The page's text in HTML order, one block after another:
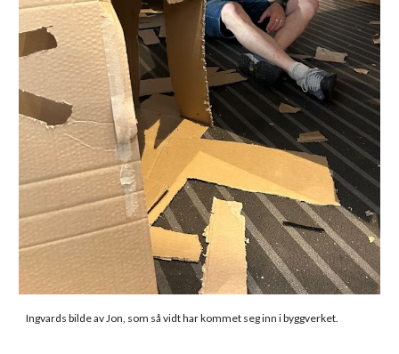
Ingvards bilde av Jon, som så vidt har kommet seg inn i byggverket.